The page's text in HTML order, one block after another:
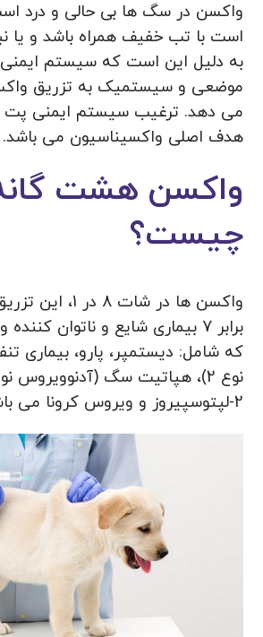
واکسن در سگ ها بی حالی و درد
است با تب خفیف همراه باشد و یا
به دلیل این است که سیستم
موضعی و سیستمیک به تزریق
می دهد. ترغیب سیستم ایمنی پت
هدف اصلی واکسیناسیون می باشد.
واکسن هشت
چیست؟
واکسن ها در شات 8
برابر 7 بیماری شایع و ناتوان
که شامل: دیستمپر، پارو، بیماری
2-لپتوسپیروز و ویروس کرونا می باشد.